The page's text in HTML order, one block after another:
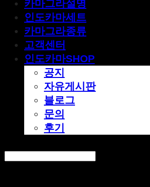
카마그라설명
인도카마세트
카마그라종류
고객센터
인도카마SHOP
공지
자유게시판
블로그
문의
후기